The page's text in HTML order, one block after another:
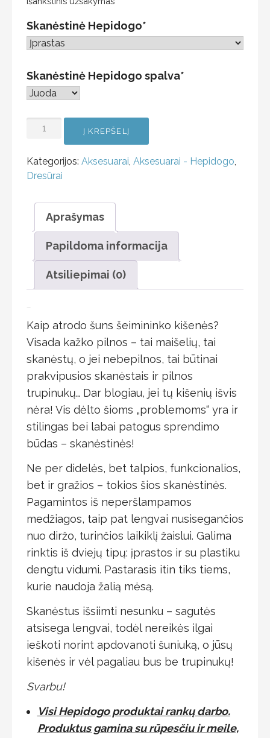
Skanėstinė Hepidogo*
Skanėstinė Hepidogo spalva*
Į KREPŠELĮ
Kategorijos: Aksesuarai, Aksesuarai - Hepidogo,
Dresūrai
Aprašymas
Papildoma informacija
Atsiliepimai (0)
Kaip atrodo šuns šeimininko kišenės?
Visada kažko pilnos – tai maišelių, tai
skanėstų, o jei nebepilnos, tai būtinai
prakvipusios skanėstais ir pilnos
trupinukų… Dar blogiau, jei tų kišenių išvis
nėra! Vis dėlto šioms „problemoms“ yra ir
stilingas bei labai patogus sprendimo
būdas – skanėstinės!
Ne per didelės, bet talpios, funkcionalios,
bet ir gražios – tokios šios skanėstinės.
Pagamintos iš neperšlampamos
medžiagos, taip pat lengvai nusisegančios
nuo diržo, turinčios laikiklį žaislui. Galima
rinktis iš dviejų tipų: įprastos ir su plastiku
dengtu vidumi. Pastarasis itin tiks tiems,
kurie naudoja žalią mėsą.
Skanėstus išsiimti nesunku – sagutės
atsisega lengvai, todėl nereikės ilgai
ieškoti norint apdovanoti šuniuką, o jūsų
kišenės ir vėl pagaliau bus be trupinukų!
Svarbu!
Visi Hepidogo produktai rankų darbo.
Produktus gamina su rūpesčiu ir meile,